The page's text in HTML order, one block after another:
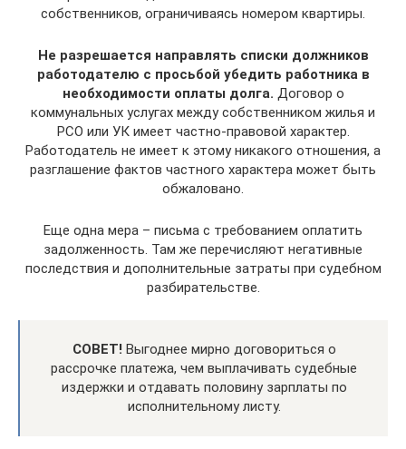
собственников, ограничиваясь номером квартиры.
Не разрешается направлять списки должников
работодателю с просьбой убедить работника в
необходимости оплаты долга. Договор о
коммунальных услугах между собственником жилья и
РСО или УК имеет частно-правовой характер.
Работодатель не имеет к этому никакого отношения, а
разглашение фактов частного характера может быть
обжаловано.
Еще одна мера – письма с требованием оплатить
задолженность. Там же перечисляют негативные
последствия и дополнительные затраты при судебном
разбирательстве.
СОВЕТ! Выгоднее мирно договориться о
рассрочке платежа, чем выплачивать судебные
издержки и отдавать половину зарплаты по
исполнительному листу.